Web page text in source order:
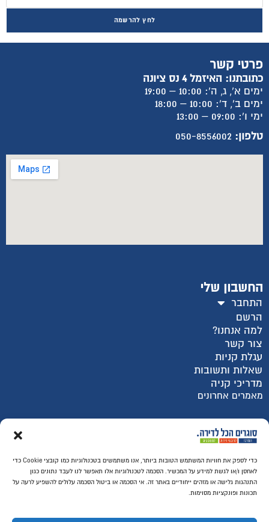
כדי לספק את חוויות המשתמש הטובות ביותר, אנו משתמשים בטכנולוגיות כמו קובצי Cookie כדי
לאחסן ו/או לגשת למידע על המכשיר. הסכמה לטכנולוגיות אלו תאפשר לנו לעבד נתונים כגון
התנהגות גלישה או מזהים ייחודיים באתר זה. אי הסכמה או ביטול הסכמה עלולים להשפיע לרעה על
תכונות ופונקציות מסוימות.
לחץ להרשמה
פרטי קשר
כתובתנו: האיזמל 4 נס ציונה
ימים א', ג, ה': 10:00 – 19:00
ימים ב', ד': 10:00 – 18:00
ימי ו': 09:00 – 13:00
טלפון: 050-8556002
החשבון שלי
התחבר
הרשם
למה אנחנו?
צור קשר
עגלת קניות
שאלות ותשובות
מדריכי קניה
מאמרים אחרונים
רכישה מאובטחת SSL